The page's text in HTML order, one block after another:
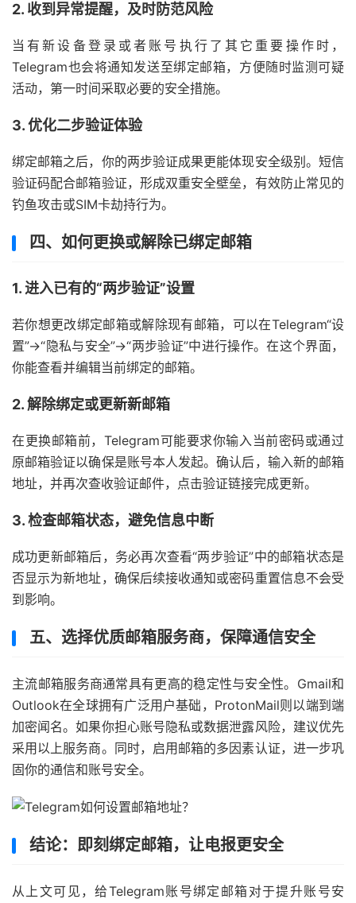
2. 收到异常提醒，及时防范风险
当有新设备登录或者账号执行了其它重要操作时，
Telegram也会将通知发送至绑定邮箱，方便随时监测可疑
活动，第一时间采取必要的安全措施。
3. 优化二步验证体验
绑定邮箱之后，你的两步验证成果更能体现安全级别。短信
验证码配合邮箱验证，形成双重安全壁垒，有效防止常见的
钓鱼攻击或SIM卡劫持行为。
四、如何更换或解除已绑定邮箱
1. 进入已有的“两步验证”设置
若你想更改绑定邮箱或解除现有邮箱，可以在Telegram“设
置”→“隐私与安全”→“两步验证”中进行操作。在这个界面，
你能查看并编辑当前绑定的邮箱。
2. 解除绑定或更新新邮箱
在更换邮箱前，Telegram可能要求你输入当前密码或通过
原邮箱验证以确保是账号本人发起。确认后，输入新的邮箱
地址，并再次查收验证邮件，点击验证链接完成更新。
3. 检查邮箱状态，避免信息中断
成功更新邮箱后，务必再次查看“两步验证”中的邮箱状态是
否显示为新地址，确保后续接收通知或密码重置信息不会受
到影响。
五、选择优质邮箱服务商，保障通信安全
主流邮箱服务商通常具有更高的稳定性与安全性。Gmail和
Outlook在全球拥有广泛用户基础，ProtonMail则以端到端
加密闻名。如果你担心账号隐私或数据泄露风险，建议优先
采用以上服务商。同时，启用邮箱的多因素认证，进一步巩
固你的通信和账号安全。
结论：即刻绑定邮箱，让电报更安全
从上文可见，给Telegram账号绑定邮箱对于提升账号安